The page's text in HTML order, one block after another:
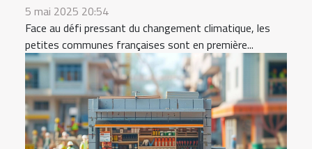
5 mai 2025 20:54
Face au défi pressant du changement climatique, les
petites communes françaises sont en première...